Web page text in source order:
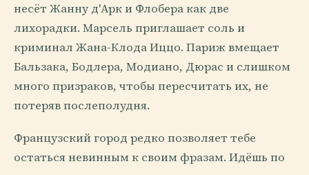
несёт Жанну д'Арк и Флобера как две
лихорадки. Марсель приглашает соль и
криминал Жана-Клода Иццо. Париж вмещает
Бальзака, Бодлера, Модиано, Дюрас и слишком
много призраков, чтобы пересчитать их, не
потеряв послеполудня.
Французский город редко позволяет тебе
остаться невинным к своим фразам. Идёшь по